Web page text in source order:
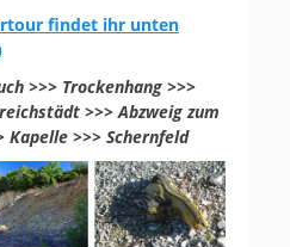
findet ihr unten
>>> Trockenhang >>>
>>> Abzweig zum
Kapelle >>> Schernfeld